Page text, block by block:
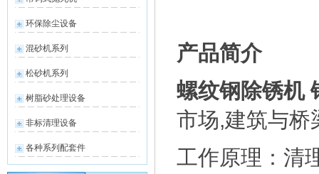
环保除尘设备
混砂机系列
松砂机系列
树脂砂处理设备
非标清理设备
各种系列配套件
产品简介
螺纹钢除锈机
市场,建筑与桥
工作原理：清